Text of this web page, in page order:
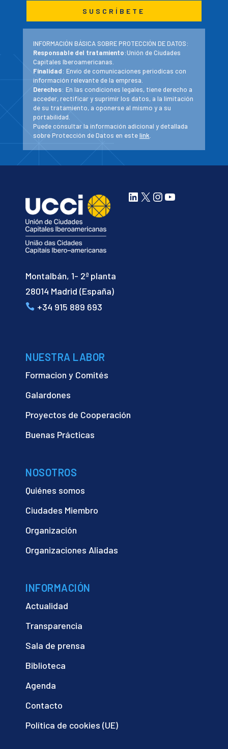
INFORMACIÓN BÁSICA SOBRE PROTECCIÓN DE DATOS:
Responsable del tratamiento:Unión de Ciudades
Capitales Iberoamericanas.
Finalidad: Envío de comunicaciones periodicas con
información relevante de la empresa.
Derechos: En las condiciones legales, tiene derecho a
acceder, rectificar y suprimir los datos, a la limitación
de su tratamiento, a oponerse al mismo y a su
portabilidad.
Puede consultar la información adicional y detallada
sobre Protección de Datos en estelink.
Montalbán, 1- 2ª planta
28014 Madrid (España)
+34 915 889 693
LinkedIn
X Instagram
YouTube
NUESTRA LABOR
Formacion y Comités
Galardones
Proyectos de Cooperación
Buenas Prácticas
NOSOTROS
Quiénes somos
Ciudades Miembro
Organización
Organizaciones Aliadas
INFORMACIÓN
Actualidad
Transparencia
Sala de prensa
Biblioteca
Agenda
Contacto
Política de cookies (UE)